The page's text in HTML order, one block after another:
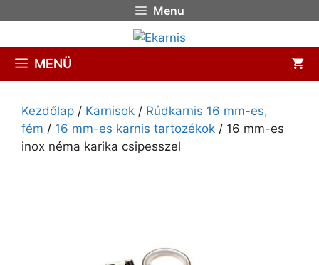
Menu
MENÜ
Kezdőlap / Karnisok / Rúdkarnis 16 mm-es,
fém / 16 mm-es karnis tartozékok / 16 mm-es
inox néma karika csipesszel